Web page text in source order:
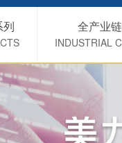
列 全产业链
INDUSTRIAL